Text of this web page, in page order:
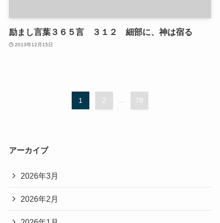
励まし言葉３６５言 ３１２ 細部に、神は宿る
2013年12月15日
1 2 ... 78
アーカイブ
2026年3月
2026年2月